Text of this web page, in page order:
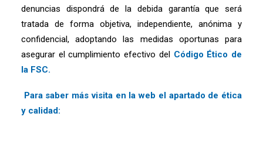
denuncias dispondrá de la debida garantía que será
tratada de forma objetiva, independiente, anónima y
confidencial, adoptando las medidas oportunas para
asegurar el cumplimiento efectivo del Código Ético de
la FSC.
Para saber más visita en la web el apartado de ética
y calidad: